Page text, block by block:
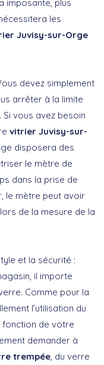
imposante, plus
les
Juvisy-sur-Orge
devez simplement
arrêter à la limite
vous avez besoin
vitrier Juvisy-sur-
disposera des
le mètre de
dans la prise de
le mètre peut avoir
de la mesure de la
et la sécurité :
il importe
Comme pour la
l’utilisation du
fonction de votre
demander à
trempée , du verre